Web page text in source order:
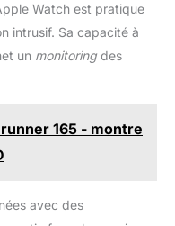
Watch est pratique
intrusif. Sa capacité à
un monitoringdes
165 - montre
avec des